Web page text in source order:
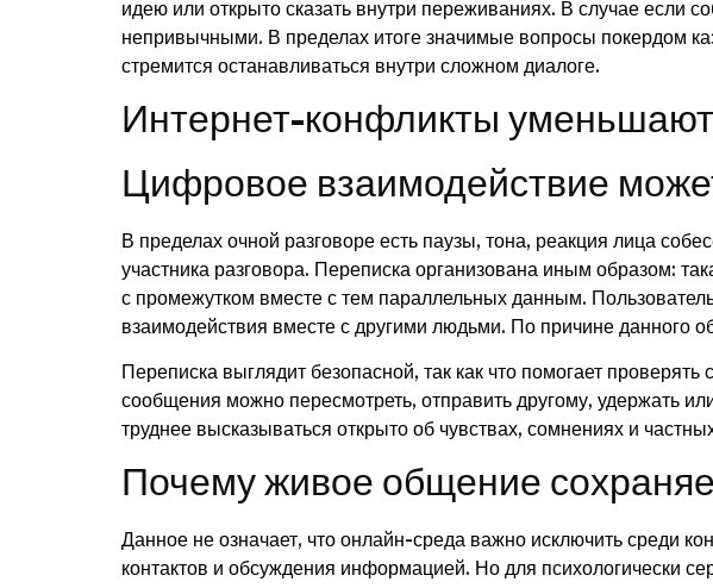
идею или открыто сказать внутри переживаниях. В случае если
непривычными. В пределах итоге значимые вопросы покердом
стремится останавливаться внутри сложном диалоге.
Интернет-конфликты
Цифровое взаимодействие
В пределах очной разговоре есть паузы, тона, реакция лица
участника разговора. Переписка организована иным образом:
с промежутком вместе с тем параллельных данным.
взаимодействия вместе с другими людьми. По причине данного
Переписка выглядит безопасной, так как что помогает
сообщения можно пересмотреть, отправить другому, удержать
труднее высказываться открыто об чувствах, сомнениях и
Почему живое общение
Данное не означает, что онлайн-среда важно исключить среди
контактов и обсуждения информацией. Но для психологически